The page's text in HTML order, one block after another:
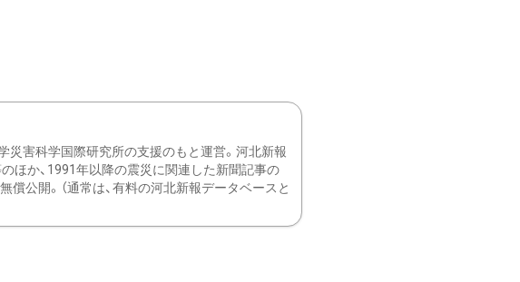
災害科学国際研究所の支援のもと運営。河北新報
ほか、1991年以降の震災に関連した新聞記事の
償公開。（通常は、有料の河北新報データベースと